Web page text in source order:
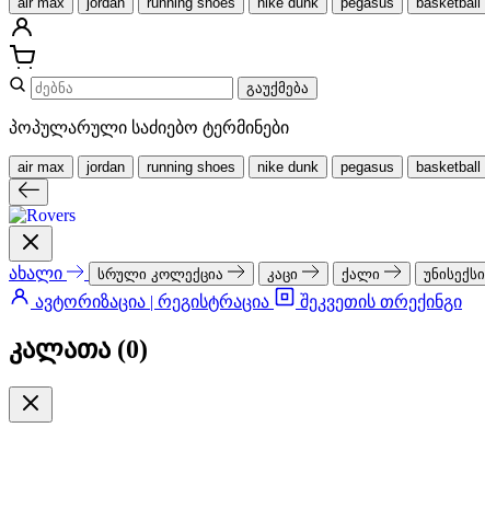
გაუქმება
პოპულარული საძიებო ტერმინები
air max jordan running shoes nike dunk pegasus basketball
ახალი სრული კოლექცია კაცი ქალი უნისექსი
ავტორიზაცია | რეგისტრაცია
შეკვეთის თრექინგი
კალათა (0)